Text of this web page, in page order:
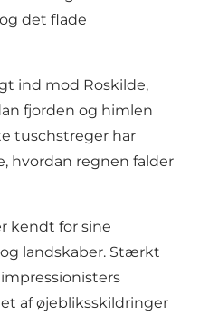
det flade
ind mod Roskilde,
fjorden og himlen
tuschstreger har
hvordan regnen falder
kendt for sine
landskaber. Stærkt
af øjebliksskildringer